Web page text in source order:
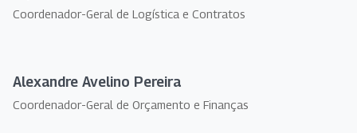
Coordenador-Geral de Logística e Contratos
Alexandre Avelino Pereira
Coordenador-Geral de Orçamento e Finanças